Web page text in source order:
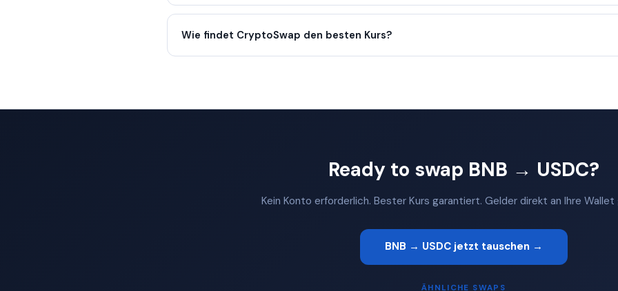
Wie findet CryptoSwap den besten Kurs?
Ready to swap BNB → USDC?
Kein Konto erforderlich. Bester Kurs garantiert. Gelder direkt an Ihre
BNB → USDC jetzt tauschen →
ÄHNLICHE SWAPS